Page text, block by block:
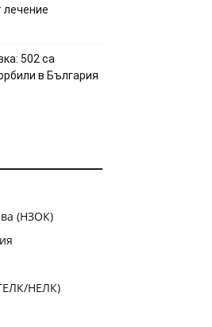
502 са
в България
(НЗОК)
НЕЛК)